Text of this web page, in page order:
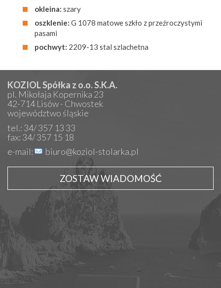
okleina: szary
oszklenie: G 1078 matowe szkło z przeźroczystymi
pasami
pochwyt: 2209-13 stal szlachetna
KOZIOL Spółka z o.o. S.K.A.
pl. Mikołaja Kopernika 23
42-714 Lisów - Chwostek
województwo śląskie
tel.: 34/ 357 13 33
fax: 34/ 357 15 18
e-mail:
biuro@koziol-stolarka.pl
ZOSTAW WIADOMOŚĆ